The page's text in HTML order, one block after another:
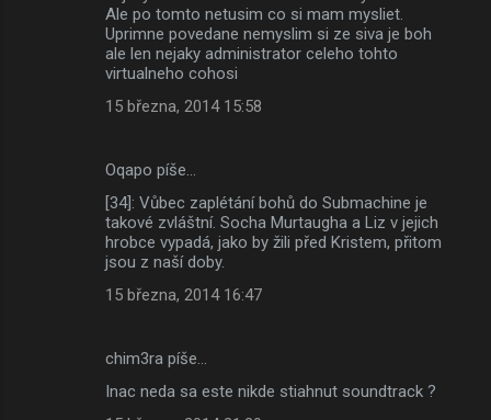
Ale po tomto netusim co si mam mysliet.
Uprimne povedane nemyslim si ze siva je boh
ale len nejaky administrator celeho tohto
virtualneho cohosi
15 března, 2014 15:58
Oqapo píše…
[34]: Vůbec zaplétání bohů do Submachine je
takové zvláštní. Socha Murtaugha a Liz v jejich
hrobce vypadá, jako by žili před Kristem, přitom
jsou z naší doby.
15 března, 2014 16:47
chim3ra píše…
Inac neda sa este nikde stiahnut soundtrack ?